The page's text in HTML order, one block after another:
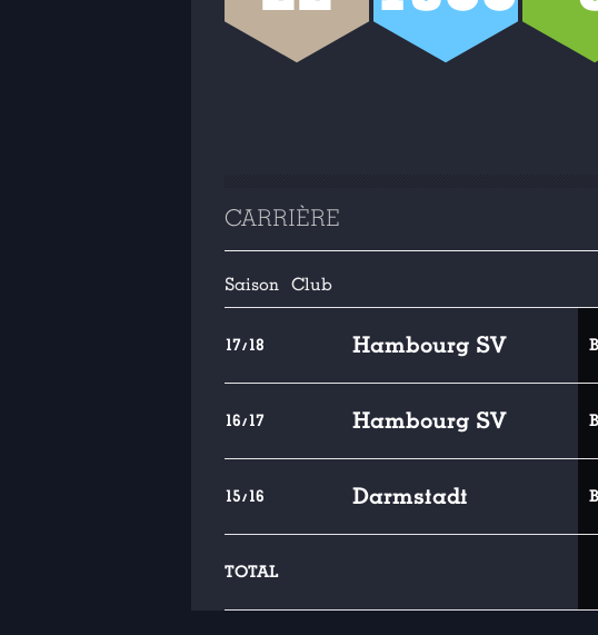
CARRIÈRE
Saison Club
17/18 Hambourg SV
16/17 Hambourg SV
15/16 Darmstadt
TOTAL